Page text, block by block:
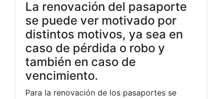
La renovación del pasaporte
se puede ver motivado por
distintos motivos, ya sea en
caso de pérdida o robo y
también en caso de
vencimiento.
Para la renovación de los pasaportes se